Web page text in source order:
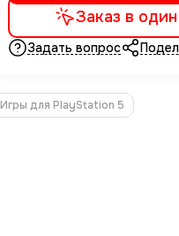
Заказ в
Задать вопрос
Игры для PlayStation 5